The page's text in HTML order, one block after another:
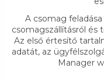
A csomag
csomagszállításról és
Az első értesítő
adatát, az
Manager